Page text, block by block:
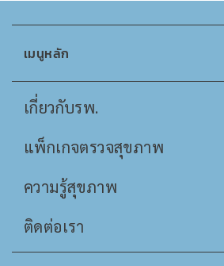
เมนูหลัก
เกี่ยวกับรพ.
แพ็กเกจตรวจสุขภาพ
ความรู้สุขภาพ
ติดต่อเรา